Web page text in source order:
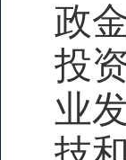
政
投
业